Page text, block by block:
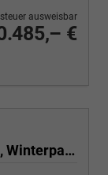
€
ausweisbar
Selection 1.0 TSI Selection, Park, Winterpaket, SmartLink, 4 J.-Garantie